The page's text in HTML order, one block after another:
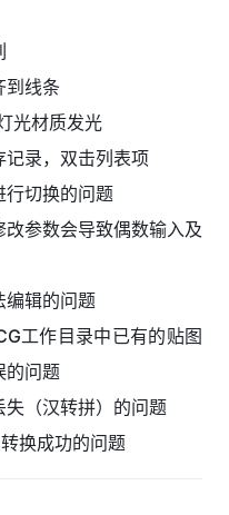
到线条
光材质发光
录，双击列表项
行切换的问题
参数会导致偶数输入及
编辑的问题
工作目录中已有的贴图
的问题
（汉转拼）的问题
换成功的问题